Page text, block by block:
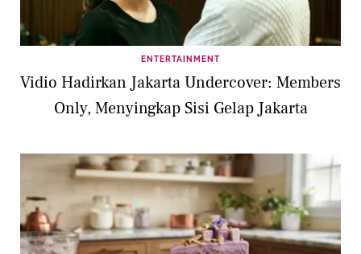
ENTERTAINMENT
Vidio Hadirkan Jakarta Undercover: Members
Only, Menyingkap Sisi Gelap Jakarta